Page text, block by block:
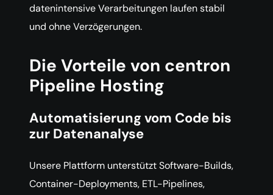
datenintensive Verarbeitungen laufen stabil
und ohne Verzögerungen.
Die Vorteile von centron
Pipeline Hosting
Automatisierung vom Code bis
zur Datenanalyse
Unsere Plattform unterstützt Software-Builds,
Container-Deployments, ETL-Pipelines,